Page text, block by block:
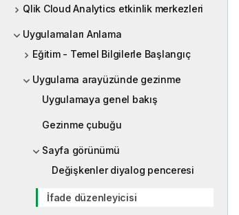
Qlik Cloud Analytics etkinlik merkezleri
Uygulamaları Anlama
Eğitim - Temel Bilgilerle Başlangıç
Uygulama arayüzünde gezinme
Uygulamaya genel bakış
Gezinme çubuğu
Sayfa görünümü
Değişkenler diyalog penceresi
İfade düzenleyicisi